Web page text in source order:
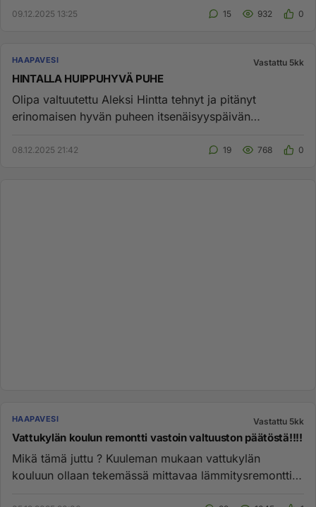
09.12.2025 13:25 15 932 0
HAAPAVESI Vastattu 5kk
HINTALLA HUIPPUHYVÄ PUHE
Olipa valtuutettu Aleksi Hintta tehnyt ja pitänyt
erinomaisen hyvän puheen itsenäisyyspäivän
08.12.2025 21:42 19 768 0
HAAPAVESI Vastattu 5kk
Vattukylän koulun remontti vastoin valtuuston päätöstä!!!!
Mikä tämä juttu ? Kuuleman mukaan vattukylän
kouluun ollaan tekemässä mittavaa lämmitysremonttia.